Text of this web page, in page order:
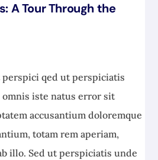
A Tour Through the
perspici qed ut perspiciatis
omnis iste natus error sit
accusantium doloremque
totam rem aperiam,
illo. Sed ut perspiciatis unde